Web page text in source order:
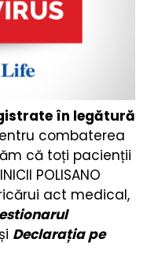
în legătură
combaterea
că toți pacienții
POLISANO
act medical,
Declarația pe